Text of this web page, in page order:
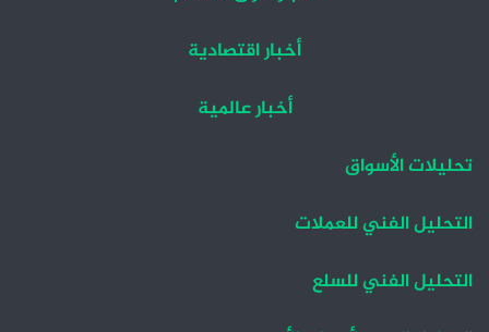
أخبار اقتصادية
أخبار عالمية
تحليلات الأسواق
التحليل الفني للعملات
التحليل الفني للسلع